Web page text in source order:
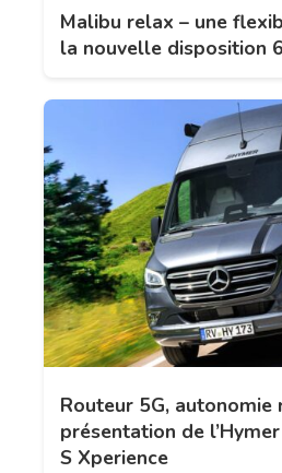
Malibu relax – une
la nouvelle disposition
Routeur 5G, autonomie
présentation de
S Xperience